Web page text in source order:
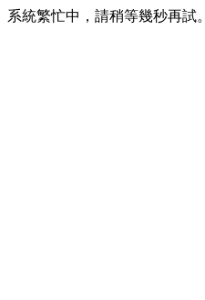
系統繁忙中，請稍等幾秒再試。